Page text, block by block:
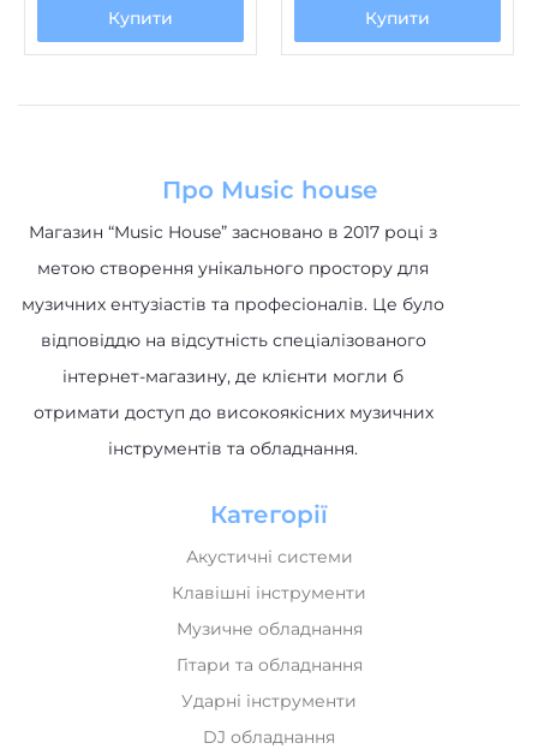
Купити Купити
Про Music house
Магазин “Music House” засновано в 2017 році з
метою створення унікального простору для
музичних ентузіастів та професіоналів. Це було
відповіддю на відсутність спеціалізованого
інтернет-магазину, де клієнти могли б
отримати доступ до високоякісних музичних
інструментів та обладнання.
Категорії
Акустичні системи
Клавішні інструменти
Музичне обладнання
Гітари та обладнання
Ударні інструменти
DJ обладнання